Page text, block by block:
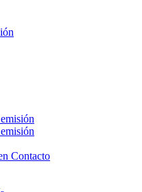
Contacto